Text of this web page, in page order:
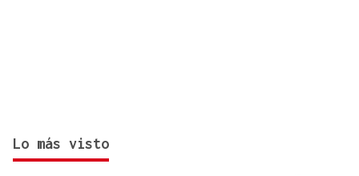
Lo más visto